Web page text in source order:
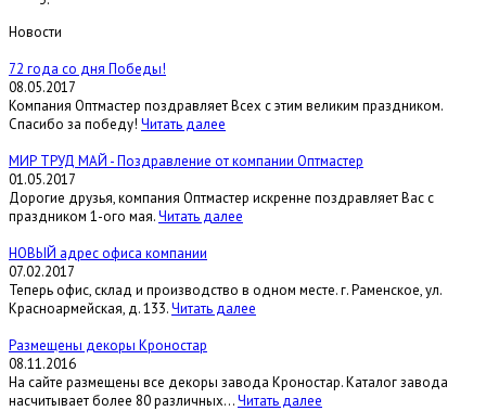
Новости
72 года со дня Победы!
08.05.2017
Компания Оптмастер поздравляет Всех с этим великим праздником.
Спасибо за победу! Читать далее
МИР ТРУД МАЙ - Поздравление от компании Оптмастер
01.05.2017
Дорогие друзья, компания Оптмастер искренне поздравляет Вас с
праздником 1-ого мая.Читать далее
НОВЫЙ адрес офиса компании
07.02.2017
Теперь офис, склад и производство в одном месте. г. Раменское, ул.
Красноармейская, д. 133.Читать далее
Размещены декоры Кроностар
08.11.2016
На сайте размещены все декоры завода Кроностар. Каталог завода
насчитывает более 80 различных...Читать далее